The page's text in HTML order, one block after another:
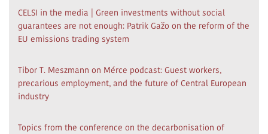
CELSI in the media | Green investments without social
guarantees are not enough: Patrik Gažo on the reform of the
EU emissions trading system
Tibor T. Meszmann on Mérce podcast: Guest workers,
precarious employment, and the future of Central European
industry
Topics from the conference on the decarbonisation of